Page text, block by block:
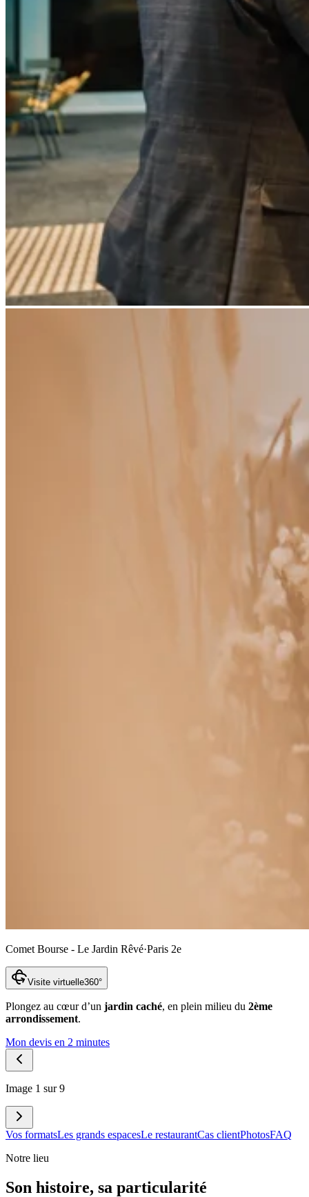
Comet Bourse - Le Jardin Rêvé·Paris 2e
Visite virtuelle360°
Plongez au cœur d’un jardin caché, en plein milieu du 2ème
arrondissement.
Mon devis en 2 minutes
Image 1 sur 9
Vos formatsLes grands espacesLe restaurantCas clientPhotosFAQ
Notre lieu
Son histoire, sa particularité